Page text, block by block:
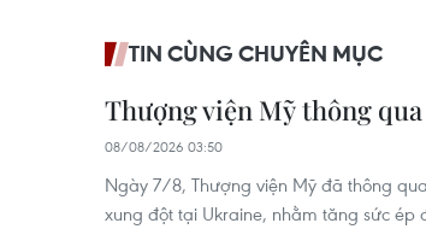
TIN CÙNG CHUYÊN MỤC
Thượng viện Mỹ thông
08/08/2026 03:50
Ngày 7/8, Thượng viện Mỹ đã thông
xung đột tại Ukraine, nhằm tăng sức